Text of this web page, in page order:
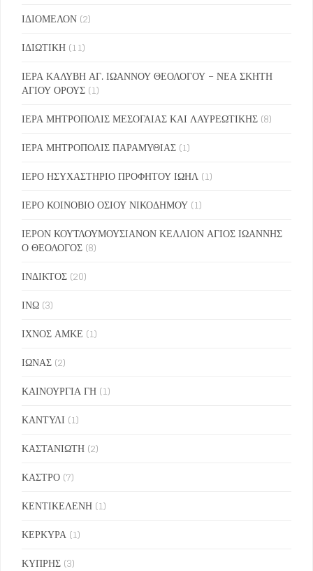
ΙΔΙΟΜΕΛΟΝ (2)
ΙΔΙΩΤΙΚΗ (11)
ΙΕΡΑ ΚΑΛΥΒΗ ΑΓ. ΙΩΑΝΝΟΥ ΘΕΟΛΟΓΟΥ – ΝΕΑ ΣΚΗΤΗ
ΑΓΙΟΥ ΟΡΟΥΣ (1)
ΙΕΡΑ ΜΗΤΡΟΠΟΛΙΣ ΜΕΣΟΓΑΙΑΣ ΚΑΙ ΛΑΥΡΕΩΤΙΚΗΣ (8)
ΙΕΡΑ ΜΗΤΡΟΠΟΛΙΣ ΠΑΡΑΜΥΘΙΑΣ (1)
ΙΕΡΟ ΗΣΥΧΑΣΤΗΡΙΟ ΠΡΟΦΗΤΟΥ ΙΩΗΛ (1)
ΙΕΡΟ ΚΟΙΝΟΒΙΟ ΟΣΙΟΥ ΝΙΚΟΔΗΜΟΥ (1)
ΙΕΡΟΝ ΚΟΥΤΛΟΥΜΟΥΣΙΑΝΟΝ ΚΕΛΛΙΟΝ ΑΓΙΟΣ ΙΩΑΝΝΗΣ
Ο ΘΕΟΛΟΓΟΣ (8)
ΙΝΔΙΚΤΟΣ (20)
ΙΝΩ (3)
ΙΧΝΟΣ ΑΜΚΕ (1)
ΙΩΝΑΣ (2)
ΚΑΙΝΟΥΡΓΙΑ ΓΗ (1)
ΚΑΝΤΥΛΙ (1)
ΚΑΣΤΑΝΙΩΤΗ (2)
ΚΑΣΤΡΟ (7)
ΚΕΝΤΙΚΕΛΕΝΗ (1)
ΚΕΡΚΥΡΑ (1)
ΚΥΠΡΗΣ (3)